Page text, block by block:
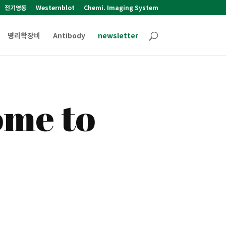
전기영동 Westernblot Chemi. Imaging System
병리학장비 Antibody newsletter
to